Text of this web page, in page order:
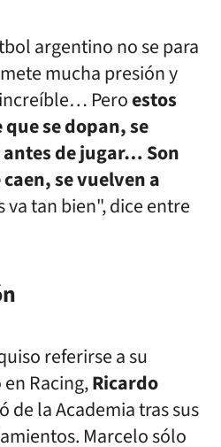
argentino no se para
mucha presión y
Peroestos
se dopan, se
de jugar… Son
se vuelven a
tan bien", dice entre
referirse a su
Racing,Ricardo
de la Academia tras sus
Marcelo sólo